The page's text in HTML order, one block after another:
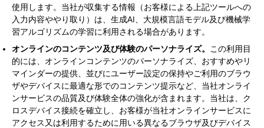
使用します。当社が収集する情報（お客様による上記ツールへの
入力内容ややり取り）は、生成AI、大規模言語モデル及び機械学
習アルゴリズムの学習に利用される場合があります。
オンラインのコンテンツ及び体験のパーソナライズ。
この利用目
的には、オンラインコンテンツのパーソナライズ、おすすめやリ
マインダーの提供、並びにユーザー設定の保持やご利用のブラウ
ザやデバイスに最適な形でのコンテンツ提示など、当社オンライ
ンサービスの品質及び体験全体の強化が含まれます。当社は、ク
ロスデバイス接続を確立し、お客様が当社オンラインサービスに
アクセス又は利用するために用いる異なるブラウザ及びデバイス